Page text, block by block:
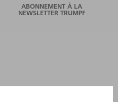
ABONNEMENT À LA
NEWSLETTER TRUMPF